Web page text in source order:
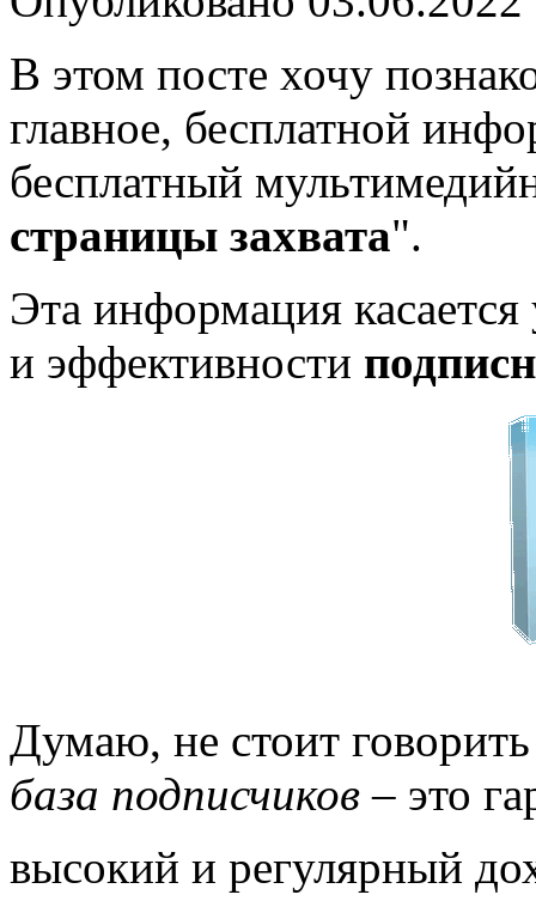
В этом посте хочу
главное, бесплатной
бесплатный
страницы захвата".
Эта информация
и эффективности
Думаю, не стоит
база подписчиков – это
высокий и регулярный